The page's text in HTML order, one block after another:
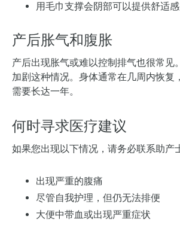
用毛巾支撑会阴部可以提供舒适感
产后胀气和腹胀
产后出现胀气或难以控制排气也很常见
加剧这种情况。身体通常在几周内恢复
需要长达一年。
何时寻求医疗建议
如果您出现以下情况，请务必联系助产
出现严重的腹痛
尽管自我护理，但仍无法排便
大便中带血或出现严重症状